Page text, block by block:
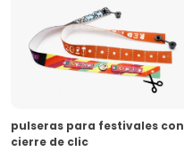
pulseras para festivales con
cierre de clic